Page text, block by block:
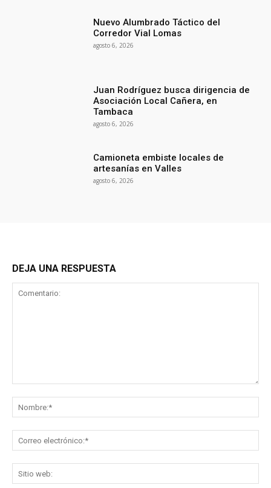
Nuevo Alumbrado Táctico del
Corredor Vial Lomas
agosto 6, 2026
Juan Rodríguez busca dirigencia de
Asociación Local Cañera, en
Tambaca
agosto 6, 2026
Camioneta embiste locales de
artesanías en Valles
agosto 6, 2026
DEJA UNA RESPUESTA